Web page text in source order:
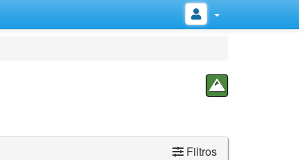
Filtros